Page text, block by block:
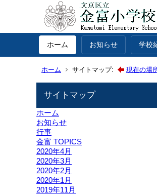
ホーム お知らせ 学校
ホーム サイトマップ: 現在の場
サイトマップ
ホーム
お知らせ
行事
金富 TOPICS
2020年4月
2020年3月
2020年2月
2020年1月
2019年11月